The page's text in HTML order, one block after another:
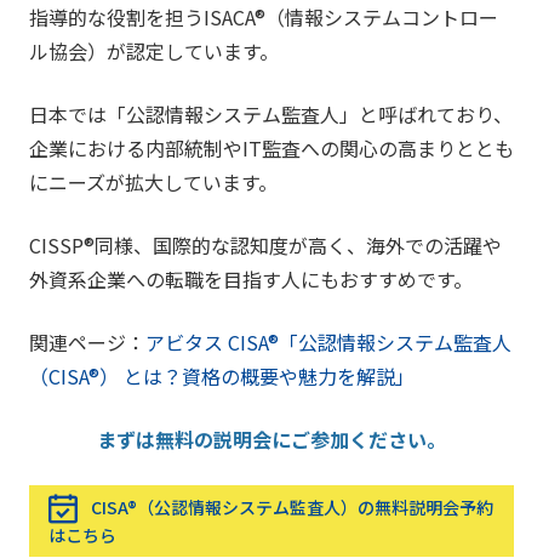
指導的な役割を担うISACA®（情報システムコントロー
ル協会）が認定しています。
日本では「公認情報システム監査人」と呼ばれており、
企業における内部統制やIT監査への関心の高まりととも
にニーズが拡大しています。
CISSP®同様、国際的な認知度が高く、海外での活躍や
外資系企業への転職を目指す人にもおすすめです。
関連ページ： アビタス CISA®「公認情報システム監査人
（CISA®） とは？資格の概要や魅力を解説」
まずは無料の説明会にご参加ください。
CISA®（公認情報システム監査人）の無料説明会予約
はこちら